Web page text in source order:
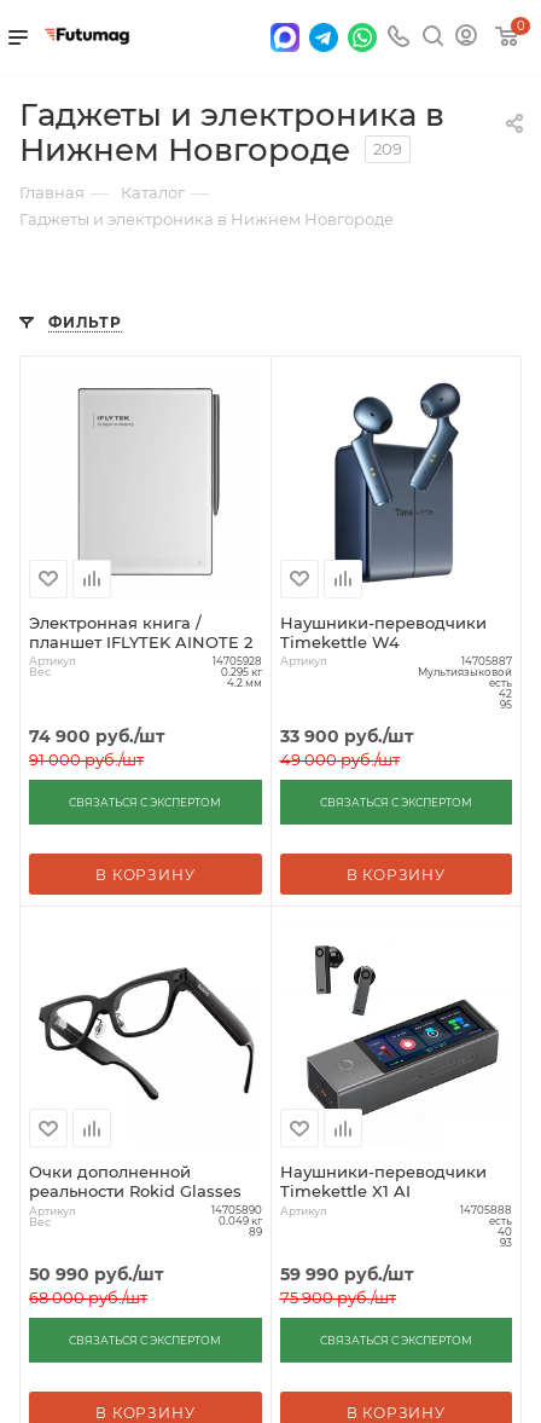
0
Гаджеты и электроника в
Нижнем Новгороде
209
Главная — Каталог —
Гаджеты и электроника в Нижнем Новгороде
ФИЛЬТР
Электронная книга /
планшет IFLYTEK AINOTE 2
Артикул 14705928
Вес
0.295 кг
4.2 мм
74 900 руб./шт
91 000руб./шт
СВЯЗАТЬСЯ С ЭКСПЕРТОМ
В КОРЗИНУ
Наушники-переводчики
Timekettle W4
Артикул
14705887
Мультиязыковой
есть
42
95
33 900 руб./шт
49 000руб./шт
СВЯЗАТЬСЯ С ЭКСПЕРТОМ
В КОРЗИНУ
Очки дополненной
реальности Rokid Glasses
Артикул 14705890
Вес
0.049 кг
89
50 990 руб./шт
68 000руб./шт
СВЯЗАТЬСЯ С ЭКСПЕРТОМ
В КОРЗИНУ
Наушники-переводчики
Timekettle X1 AI
Артикул
14705888
есть
40
93
59 990 руб./шт
75 900руб./шт
СВЯЗАТЬСЯ С ЭКСПЕРТОМ
В КОРЗИНУ